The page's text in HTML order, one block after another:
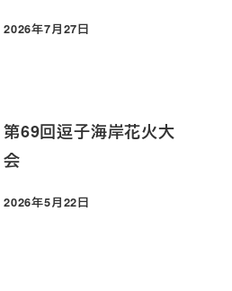
投稿日
2026年7月27日
第69回逗子海岸花火大
会
投稿日
2026年5月22日